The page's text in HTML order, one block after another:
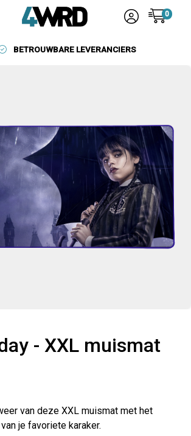
0
BETROUWBARE LEVERANCIERS
- XXL muismat
van deze XXL muismat met het
je favoriete karaker.